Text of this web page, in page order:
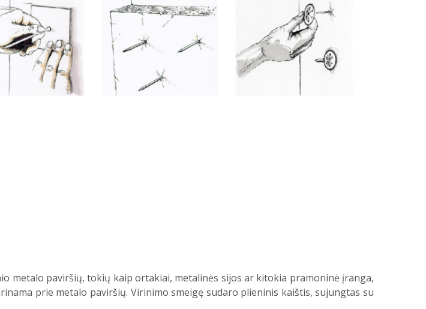
metalo paviršių, tokių kaip ortakiai, metalinės sijos ar kitokia pramoninė įranga,
prie metalo paviršių. Virinimo smeigę sudaro plieninis kaištis, sujungtas su